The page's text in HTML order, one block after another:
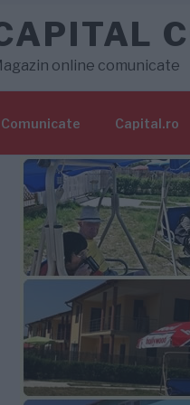
online comunicate
Comunicate Capital.ro